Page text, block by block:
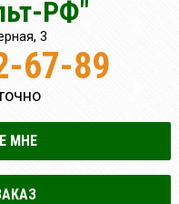
РФ"
3
67-89
МНЕ